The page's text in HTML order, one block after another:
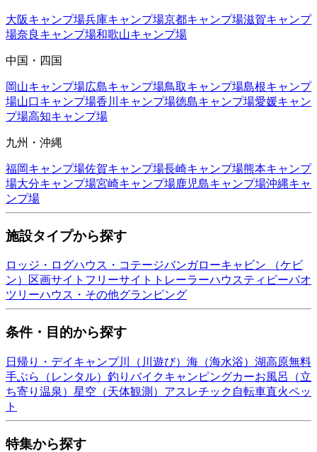
大阪キャンプ場兵庫キャンプ場京都キャンプ場滋賀キャンプ
場奈良 キャンプ場和歌山キャンプ場
中国・四国
岡山キャンプ場広島キャンプ場鳥取キャンプ場島根キャンプ
場山口キャンプ場香川 キャンプ場徳島キャンプ場愛媛キャン
プ場高知キャンプ場
九州・沖縄
福岡キャンプ場佐賀キャンプ場長崎キャンプ場熊本キャンプ
場大分キャンプ場宮崎キャンプ場鹿児島キャンプ場沖縄キャ
ンプ場
施設タイプから探す
ロッジ・ログハウス・コテージバンガローキャビン （ケビ
ン）
区画サイト フリーサイト トレーラーハウスティピーパオ
ツリーハウス・その他グランピング
条件・目的から探す
日帰り・デイキャンプ川（川遊び） 海（海水浴） 湖高原無料
手ぶら（レンタル） 釣り バイクキャンピングカーお風呂（立
ち寄り温泉） 星空（天体観測） アスレチック 自転車直火ペッ
ト
特集から探す